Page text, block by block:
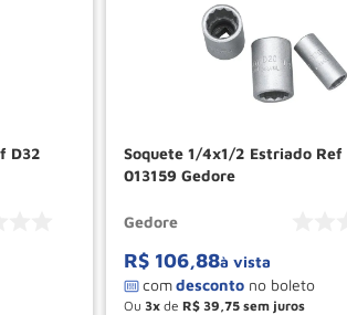
D32
Soquete 1/4x1/2 Estriado Ref
013159 Gedore
Gedore
R$ 106,88à vista
Ou 3 de R$ 39 75